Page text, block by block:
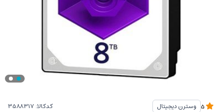
وسترن دیجیتال کدکالا: